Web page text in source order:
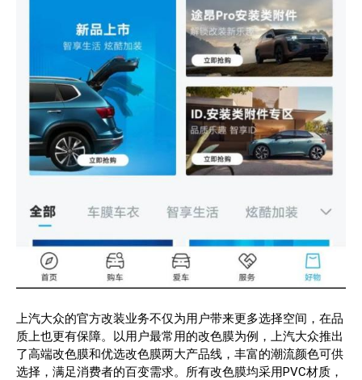
上汽大众的官方改装业务不仅为用户带来更多选择空间，在品
质上也更有保障。以用户最常用的改色膜为例，上汽大众推出
了高端改色膜和优选改色膜两大产品线，丰富的潮流颜色可供
选择，满足消费者的百变需求。所有改色膜均采用PVC材质，